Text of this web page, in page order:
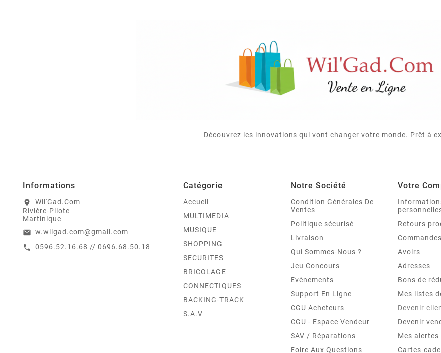
Découvrez les innovations qui vont changer votre monde. Prêt à
Informations
location_on
Wil'Gad.Com
Rivière-Pilote
Martinique
email w.wilgad.com@gmail.com
call 0596.52.16.68 // 0696.68.50.18
Catégorie
Accueil
MULTIMEDIA
MUSIQUE
SHOPPING
SECURITES
BRICOLAGE
CONNECTIQUES
BACKING-TRACK
S.A.V
Notre Société
Condition Générales De
Ventes
Politique sécurisé
Livraison
Qui Sommes-Nous ?
Jeu Concours
Evènements
Support En Ligne
CGU Acheteurs
CGU - Espace Vendeur
SAV / Réparations
Foire Aux Questions
Votre
Retours
Commandes
Avoirs
Adresses
Bons de
Mes listes
Devenir
Devenir
Mes alertes
Cartes-